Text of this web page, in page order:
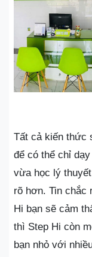
Tất cả kiến thức
để có thể chỉ
vừa học lý
rõ hơn. Tin chắc
Hi bạn sẽ cảm
thì Step Hi còn
bạn nhỏ với